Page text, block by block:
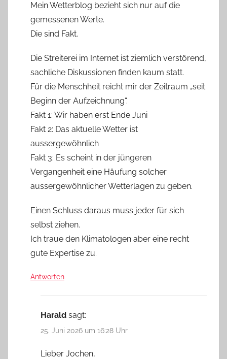
Mein Wetterblog bezieht sich nur auf die
gemessenen Werte.
Die sind Fakt.
Die Streiterei im Internet ist ziemlich verstörend,
sachliche Diskussionen finden kaum statt.
Für die Menschheit reicht mir der Zeitraum „seit
Beginn der Aufzeichnung“.
Fakt 1: Wir haben erst Ende Juni
Fakt 2: Das aktuelle Wetter ist
aussergewöhnlich
Fakt 3: Es scheint in der jüngeren
Vergangenheit eine Häufung solcher
aussergewöhnlicher Wetterlagen zu geben.
Einen Schluss daraus muss jeder für sich
selbst ziehen.
Ich traue den Klimatologen aber eine recht
gute Expertise zu.
Antworten
Harald sagt:
25. Juni 2026 um 16:28 Uhr
Lieber Jochen,